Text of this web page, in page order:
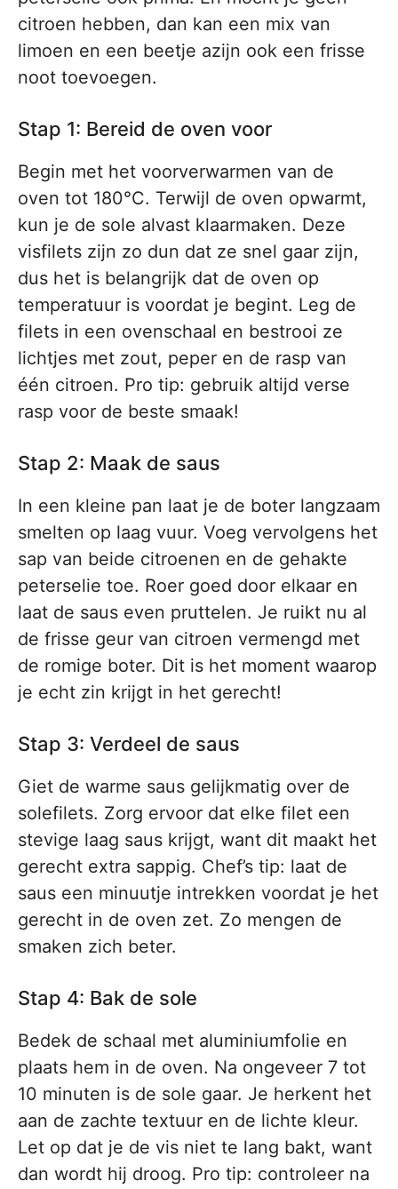
citroen hebben, dan kan een mix van
limoen en een beetje azijn ook een frisse
noot toevoegen.
Stap 1: Bereid de oven voor
Begin met het voorverwarmen van de
oven tot 180°C. Terwijl de oven opwarmt,
kun je de sole alvast klaarmaken. Deze
visfilets zijn zo dun dat ze snel gaar zijn,
dus het is belangrijk dat de oven op
temperatuur is voordat je begint. Leg de
filets in een ovenschaal en bestrooi ze
lichtjes met zout, peper en de rasp van
één citroen. Pro tip: gebruik altijd verse
rasp voor de beste smaak!
Stap 2: Maak de saus
In een kleine pan laat je de boter langzaam
smelten op laag vuur. Voeg vervolgens het
sap van beide citroenen en de gehakte
peterselie toe. Roer goed door elkaar en
laat de saus even pruttelen. Je ruikt nu al
de frisse geur van citroen vermengd met
de romige boter. Dit is het moment waarop
je echt zin krijgt in het gerecht!
Stap 3: Verdeel de saus
Giet de warme saus gelijkmatig over de
solefilets. Zorg ervoor dat elke filet een
stevige laag saus krijgt, want dit maakt het
gerecht extra sappig. Chef’s tip: laat de
saus een minuutje intrekken voordat je het
gerecht in de oven zet. Zo mengen de
smaken zich beter.
Stap 4: Bak de sole
Bedek de schaal met aluminiumfolie en
plaats hem in de oven. Na ongeveer 7 tot
10 minuten is de sole gaar. Je herkent het
aan de zachte textuur en de lichte kleur.
Let op dat je de vis niet te lang bakt, want
dan wordt hij droog. Pro tip: controleer na